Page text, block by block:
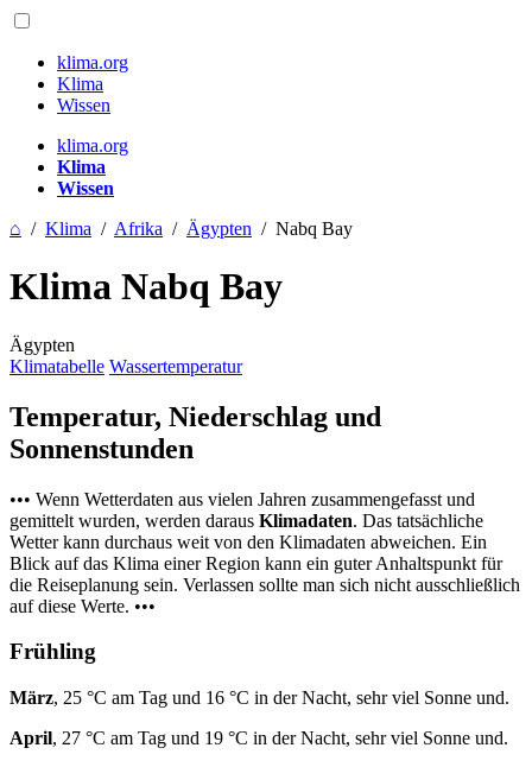
klima.org
Klima
Wissen
klima.org
Klima
Wissen
⌂ / Klima / Afrika / Ägypten / Nabq Bay
Klima Nabq Bay
Ägypten
Klimatabelle Wassertemperatur
Temperatur, Niederschlag und
Sonnenstunden
••• Wenn Wetterdaten aus vielen Jahren zusammengefasst und
gemittelt wurden, werden daraus Klimadaten. Das tatsächliche
Wetter kann durchaus weit von den Klimadaten abweichen. Ein
Blick auf das Klima einer Region kann ein guter Anhaltspunkt für
die Reiseplanung sein. Verlassen sollte man sich nicht ausschließlich
auf diese Werte. •••
Frühling
März, 25 °C am Tag und 16 °C in der Nacht, sehr viel Sonne und.
April, 27 °C am Tag und 19 °C in der Nacht, sehr viel Sonne und.